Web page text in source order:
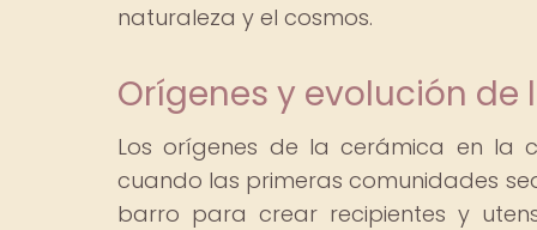
naturaleza y el cosmos.
Orígenes y evolución
Los orígenes de la cerámica en la
cuando las primeras comunidades
barro para crear recipientes y